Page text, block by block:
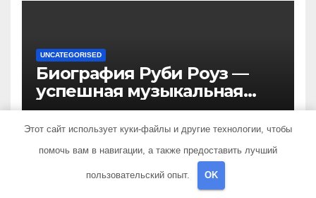
UNCATEGORISED
Биография Руби Роуз —
успешная музыкальная
карьера, личная жизнь и
знаковые достижения
Этот сайт использует куки-файлы и другие технологии, чтобы
помочь вам в навигации, а также предоставить лучший
пользовательский опыт. OK